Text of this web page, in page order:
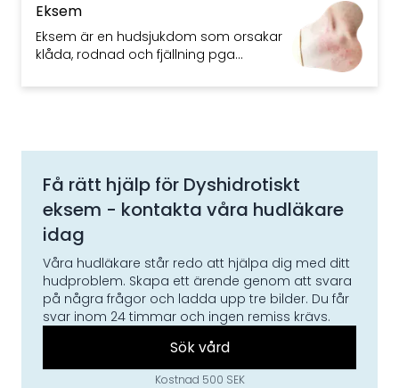
Eksem
Eksem är en hudsjukdom som orsakar
klåda, rodnad och fjällning pga
men alla kan få eksem.
Få rätt hjälp för Dyshidrotiskt
eksem - kontakta våra hudläkare
idag
Våra hudläkare står redo att hjälpa dig med ditt
hudproblem. Skapa ett ärende genom att svara
på några frågor och ladda upp tre bilder. Du får
svar inom 24 timmar och ingen remiss krävs.
Sök vård
Kostnad 500 SEK